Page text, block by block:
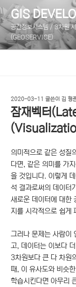
텐
츠
로
바
GIS
공간정보시스템 / 3차원
(GEOSERVICE)
작
성
일
자
2020-03-11 글쓴이김 형
잠재벡터
의미적으로 같은 성질
다면, 같은 의미를 가
을 것입니다. 이렇게
석 결과로써의 데이터
새로운 데이터에 대한
지를 시각적으로 쉽게
그러나 문제는 사람이
고, 데이터는 이보다
3차원보다 큰 다 차원
때, 이 유사도와 비슷
학습시킨다면 아무리